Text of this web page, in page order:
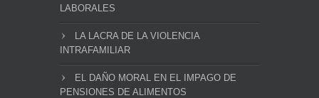
LABORALES
LA LACRA DE LA VIOLENCIA
INTRAFAMILIAR
EL DAÑO MORAL EN EL IMPAGO DE
PENSIONES DE ALIMENTOS